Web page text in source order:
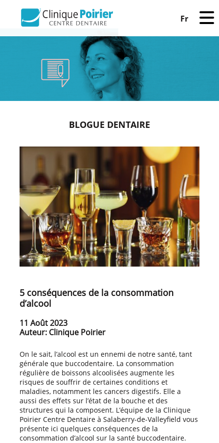
Fr
BLOGUE DENTAIRE
5 conséquences de la consommation
d’alcool
11 Août 2023
Auteur: Clinique Poirier
On le sait, l’alcool est un ennemi de notre santé, tant
générale que buccodentaire. La consommation
régulière de boissons alcoolisées augmente les
risques de souffrir de certaines conditions et
maladies, notamment les cancers digestifs. Elle a
aussi des effets sur l’état de la bouche et des
structures qui la composent. L’équipe de la Clinique
Poirier Centre Dentaire à Salaberry-de-Valleyfield vous
présente ici quelques conséquences de la
consommation d’alcool sur la santé buccodentaire.